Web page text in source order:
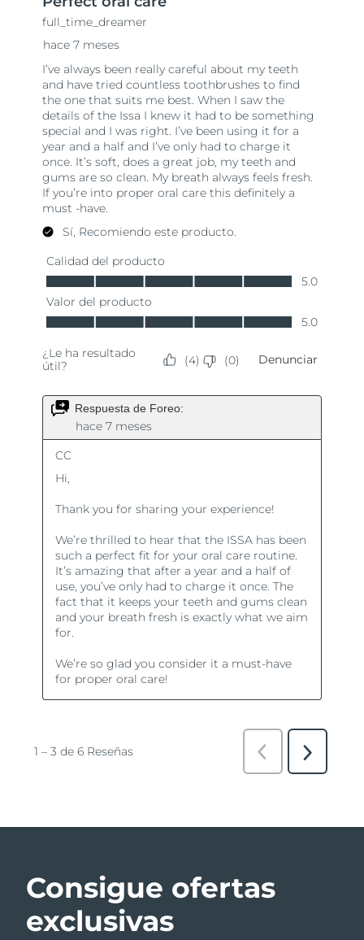
Consigue ofertas
exclusivas